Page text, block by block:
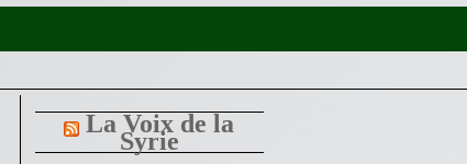
La Voix de la
Syrie